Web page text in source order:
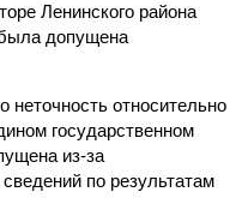
Ленинского района
допущена
неточность относительно
государственном
из-за
по результатам